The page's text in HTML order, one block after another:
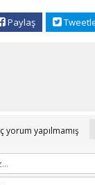
Paylaş
yorum yapılmamış